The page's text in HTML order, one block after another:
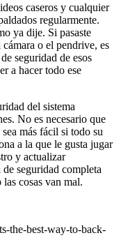
caseros y cualquier
regularmente.
ya dije. Si pasaste
o el pendrive, es
seguridad de esos
a hacer todo ese
del sistema
No es necesario que
más fácil si todo su
a la que le gusta jugar
y actualizar
seguridad completa
cosas van mal.
the-best-way-to-back-